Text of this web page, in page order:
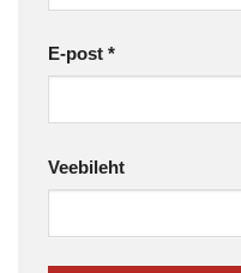
E-post *
Veebileht